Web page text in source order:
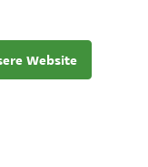
Website